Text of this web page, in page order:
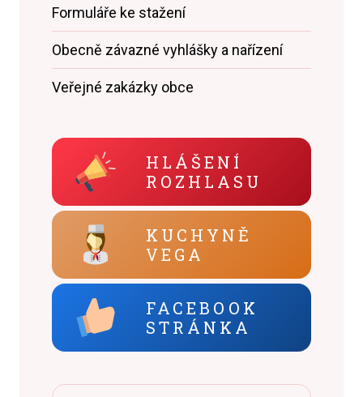
Formuláře ke stažení
Obecně závazné vyhlášky a nařízení
Veřejné zakázky obce
HLÁŠENÍ
ROZHLASU
KUCHYNĚ
VEGA
FACEBOOK
STRÁNKA